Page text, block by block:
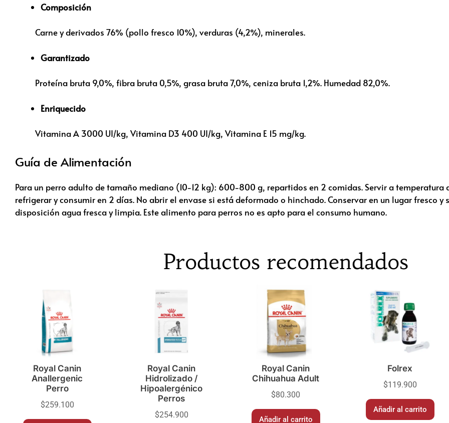
Composición
Carne y derivados 76% (pollo fresco 10%), verduras (4,2%), minerales.
Garantizado
Proteína bruta 9,0%, fibra bruta 0,5%, grasa bruta 7,0%, ceniza bruta 1,2%. Humedad 82,0%.
Enriquecido
Vitamina A 3000 UI/kg, Vitamina D3 400 UI/kg, Vitamina E 15 mg/kg.
Guía de Alimentación
Para un perro adulto de tamaño mediano (10-12 kg): 600-800 g, repartidos en 2 comidas. Servir a temperatura
refrigerar y consumir en 2 días. No abrir el envase si está deformado o hinchado. Conservar en un lugar fresco y
disposición agua fresca y limpia. Este alimento para perros no es apto para el consumo humano.
Productos recomendados
Royal Canin
Anallergenic
Perro
$259.100
Royal Canin
Hidrolizado /
Hipoalergénico
Perros
$254.900
Royal Canin
Chihuahua Adult
$80.300
Añadir al carrito
Folrex
$119.900
Añadir al carrito